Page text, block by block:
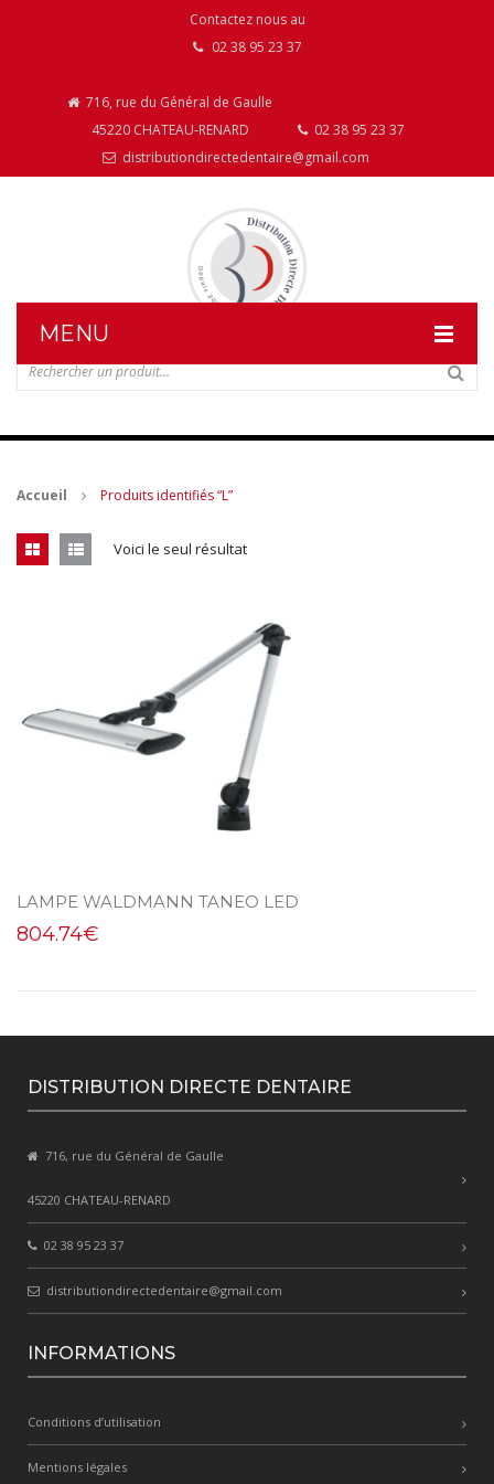
Contactez nous au
02 38 95 23 37
716, rue du Général de Gaulle
45220 CHATEAU-RENARD
02 38 95 23 37
distributiondirectedentaire@gmail.com
MENU
NOS PRODUITS
MES ACHATS
Accueil Produits identifiés “L”
Voici le seul résultat
LAMPE WALDMANN TANEO LED
804.74€
DISTRIBUTION DIRECTE DENTAIRE
716, rue du Général de Gaulle
45220 CHATEAU-RENARD
02 38 95 23 37
distributiondirectedentaire@gmail.com
INFORMATIONS
Conditions d’utilisation
Mentions légales